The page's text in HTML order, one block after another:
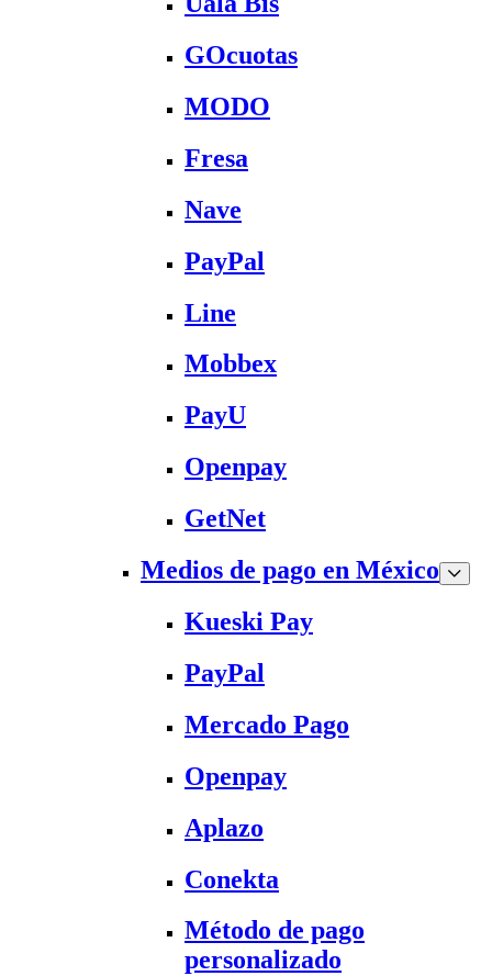
GOcuotas
MODO
Fresa
Nave
PayPal
Line
Mobbex
PayU
Openpay
GetNet
Medios de pago en México
Kueski Pay
PayPal
Mercado Pago
Openpay
Aplazo
Conekta
Método de pago
personalizado